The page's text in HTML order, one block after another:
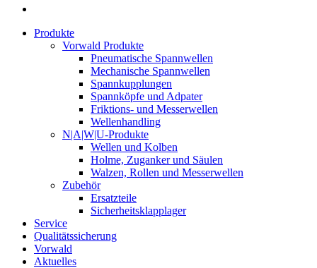
Produkte
Vorwald Produkte
Pneumatische Spannwellen
Mechanische Spannwellen
Spannkupplungen
Spannköpfe und Adpater
Friktions- und Messerwellen
Wellenhandling
N|A|W|U-Produkte
Wellen und Kolben
Holme, Zuganker und Säulen
Walzen, Rollen und Messerwellen
Zubehör
Ersatzteile
Sicherheitsklapplager
Service
Qualitätssicherung
Vorwald
Aktuelles